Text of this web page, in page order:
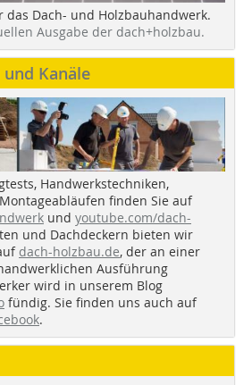
das Dach- und Holzbauhandwerk.
Ausgabe der dach+holzbau.
Kanäle
Handwerkstechniken,
finden Sie auf
und youtube.com/dach-
und Dachdeckern bieten wir
dach-holzbau.de, der an einer
Ausführung
wird in unserem Blog
fündig. Sie finden uns auch auf
.